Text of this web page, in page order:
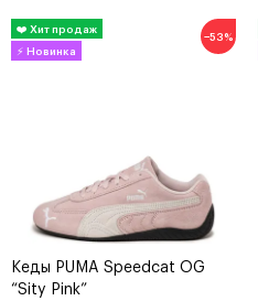
−53%
Кеды PUMA Speedcat OG
“Sity Pink”